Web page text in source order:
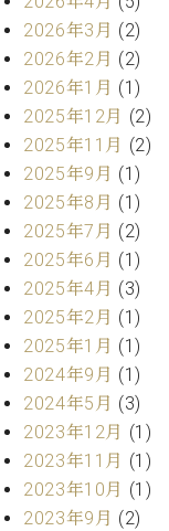
ン
ジ
デ
ン
ス
ア
ッ
プ
ラ
イ
ト
ピ
ア
C.
ベ
ヒ
シ
ュ
録
サ
ビ
ス
音
楽
教
ア
ノ
の
コ
ン
ェ
ル
ジ
ュ
ア
2026年3月 (2)
2026年2月 (2)
2026年1月 (1)
2025年12月 (2)
2025年11月 (2)
2025年9月 (1)
2025年8月 (1)
2025年7月 (2)
2025年6月 (1)
2025年4月 (3)
2025年2月 (1)
2025年1月 (1)
2024年9月 (1)
2024年5月 (3)
2023年12月 (1)
2023年11月 (1)
2023年10月 (1)
2023年9月 (2)